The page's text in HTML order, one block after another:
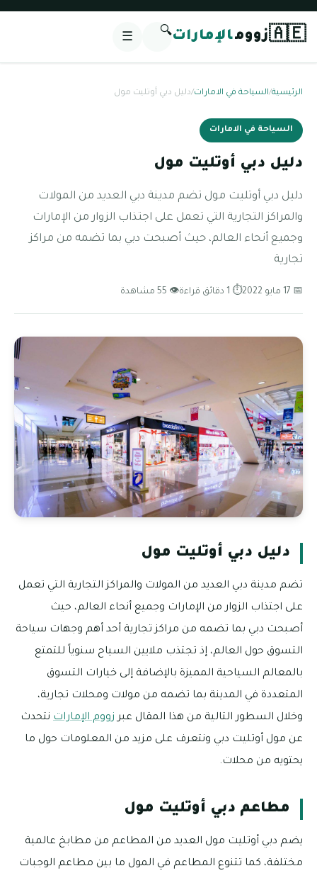
🇦🇪زوومالإمارات🔍
☰
الرئيسية/السياحة في الامارات/دليل دبي أوتليت مول
السياحة في الامارات
دليل دبي أوتليت مول
دليل دبي أوتليت مول تضم مدينة دبي العديد من المولات
والمراكز التجارية التي تعمل على اجتذاب الزوار من الإمارات
وجميع أنحاء العالم، حيث أصبحت دبي بما تضمه من مراكز
تجارية
📅 17 مايو 2022 ⏱ 1 دقائق قراءة 👁 55 مشاهدة
دليل دبي أوتليت مول
تضم مدينة دبي العديد من المولات والمراكز التجارية التي تعمل
على اجتذاب الزوار من الإمارات وجميع أنحاء العالم، حيث
أصبحت دبي بما تضمه من مراكز تجارية أحد أهم وجهات سياحة
التسوق حول العالم، إذ تجتذب ملايين السياح سنوياً للتمتع
بالمعالم السياحية المميزة بالإضافة إلى خيارات التسوق
المتعددة في المدينة بما تضمه من مولات ومحلات تجارية،
وخلال السطور التالية من هذا المقال عبر زووم الإمارات نتحدث
عن مول أوتليت دبي ونتعرف على مزيد من المعلومات حول ما
يحتويه من محلات.
مطاعم دبي أوتليت مول
يضم دبي أوتليت مول العديد من المطاعم من مطابخ عالمية
مختلفة، كما تتنوع المطاعم في المول ما بين مطاعم الوجبات